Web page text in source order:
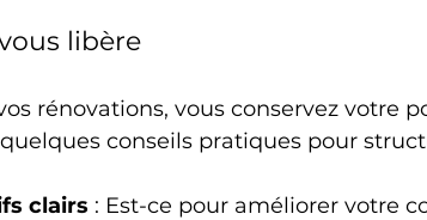
libère
rénovations, vous conservez votre
conseils pratiques pour
clairs : Est-ce pour améliorer votre